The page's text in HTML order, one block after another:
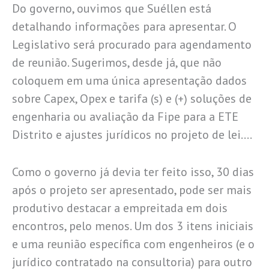
Do governo, ouvimos que Suéllen está
detalhando informações para apresentar. O
Legislativo será procurado para agendamento
de reunião. Sugerimos, desde já, que não
coloquem em uma única apresentação dados
sobre Capex, Opex e tarifa (s) e (+) soluções de
engenharia ou avaliação da Fipe para a ETE
Distrito e ajustes jurídicos no projeto de lei….
Como o governo já devia ter feito isso, 30 dias
após o projeto ser apresentado, pode ser mais
produtivo destacar a empreitada em dois
encontros, pelo menos. Um dos 3 itens iniciais
e uma reunião específica com engenheiros (e o
jurídico contratado na consultoria) para outro